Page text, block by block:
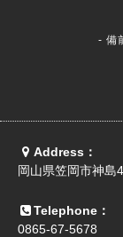
- 備
Address：
岡山県笠岡市神島
Telephone：
0865-67-5678